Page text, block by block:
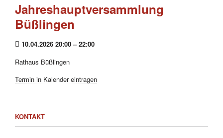
Jahreshauptversammlung
Büßlingen
10.04.2026 20:00 – 22:00
Rathaus Büßlingen
Termin in Kalender eintragen
KONTAKT